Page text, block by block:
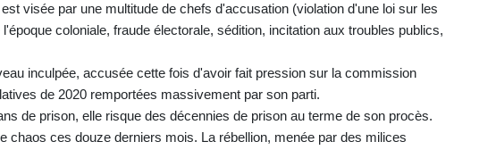
visée par une multitude de chefs d'accusation (violation d'une loi sur les
coloniale, fraude électorale, sédition, incitation aux troubles publics,
inculpée, accusée cette fois d'avoir fait pression sur la commission
de 2020 remportées massivement par son parti.
de prison, elle risque des décennies de prison au terme de son procès.
chaos ces douze derniers mois. La rébellion, menée par des milices